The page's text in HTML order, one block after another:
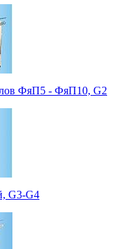
ФяП5 - ФяП10, G2
G3-G4